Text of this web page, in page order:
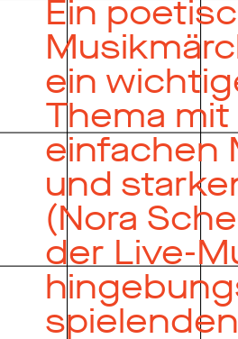
Ein
ein
Thema mit
einfachen
und
(Nora
der Live-
spielenden